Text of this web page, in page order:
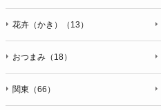
花卉（かき）（13）
おつまみ（18）
関東（66）